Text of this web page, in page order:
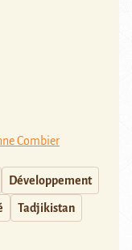
Combier
Développement
Tadjikistan